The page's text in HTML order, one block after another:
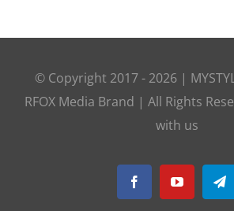
© Copyright 2017 - 2026 |
RFOX Media Brand | All Rights
with us
FacebookYouTube